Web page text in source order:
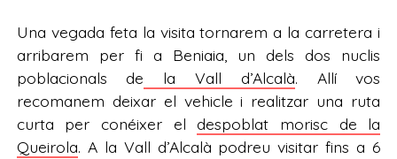
Una vegada feta la visita tornarem a la carretera i
arribarem per fi a Beniaia, un dels dos nuclis
poblacionals de la Vall d’Alcalà. Allí vos
recomanem deixar el vehicle i realitzar una ruta
curta per conéixer eldespoblat morisc de la
Queirola. A la Vall d’Alcalà podreu visitar fins a 6